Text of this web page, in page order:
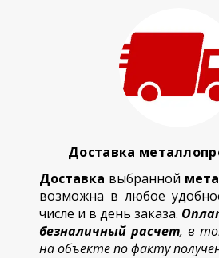
Доставка
Доставка выбранной
возможна в любое
числе и в день заказа.
безналичный расчет, в
на объекте по факту